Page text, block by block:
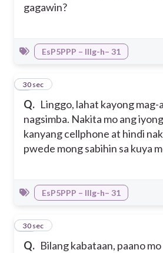
gagawin?
EsP5PPP – IIIg-h– 31
Q. Linggo, lahat kayong mag-
nagsimba. Nakita mo ang
kanyang cellphone at hindi
pwede mong sabihin sa kuya
9
30 sec
EsP5PPP – IIIg-h– 31
Q. Bilang kabataan, paano
10
30 sec